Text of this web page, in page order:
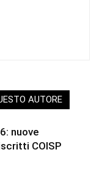
AUTORE
nuove
COISP